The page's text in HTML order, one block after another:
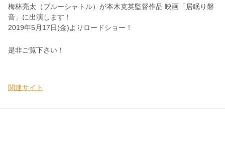
梅林亮太（ブルーシャトル）が本木克英監督作品 映画「居眠り磐
音」に出演します！
2019年5月17日(金)よりロードショー！
是非ご覧下さい！
関連サイト